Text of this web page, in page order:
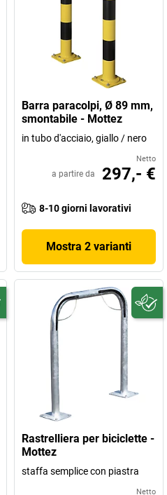
Barra paracolpi, Ø 89 mm,
smontabile - Mottez
in tubo d'acciaio, giallo / nero
Netto
a partire da 297,- €
8-10 giorni lavorativi
Mostra 2 varianti
Rastrelliera per biciclette -
Mottez
staffa semplice con piastra
Netto